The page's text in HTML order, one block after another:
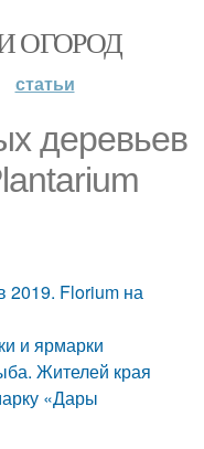
ОГОРОД
статьи
деревьев
2019. Florium на
и ярмарки
Жителей края
«Дары